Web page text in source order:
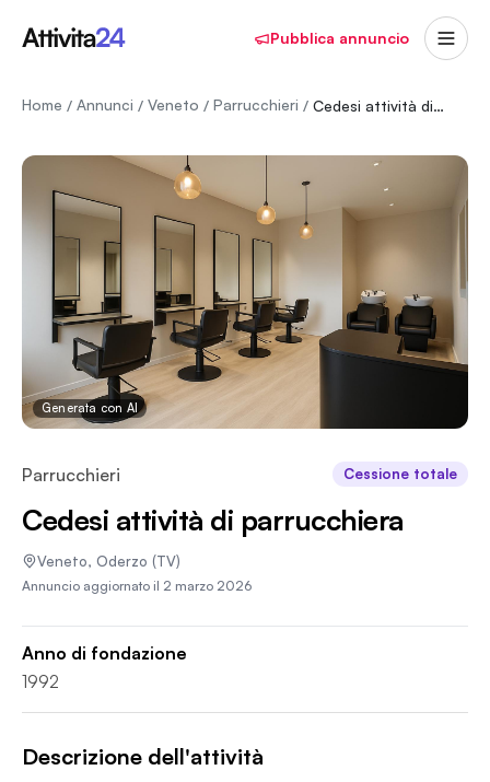
Pubblica annuncio
Home / Annunci / Veneto / Parrucchieri / Cedesi attività di parrucchiera
Generata con AI
Parrucchieri Cessione totale
Cedesi attività di parrucchiera
Veneto, Oderzo (TV)
Annuncio aggiornato il 2 marzo 2026
Anno di fondazione
1992
Descrizione dell'attività